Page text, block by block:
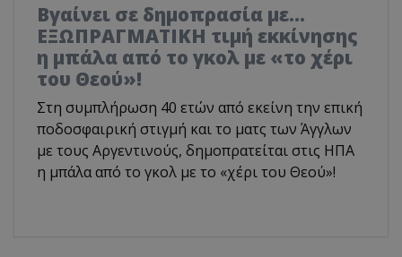
Βγαίνει σε δημοπρασία με...
ΕΞΩΠΡΑΓΜΑΤΙΚΗ τιμή εκκίνησης
η μπάλα από το γκολ με «το χέρι
του Θεού»!
Στη συμπλήρωση 40 ετών από εκείνη την επική
ποδοσφαιρική στιγμή και το ματς των Άγγλων
με τους Αργεντινούς, δημοπρατείται στις ΗΠΑ
η μπάλα από το γκολ με το «χέρι του Θεού»!